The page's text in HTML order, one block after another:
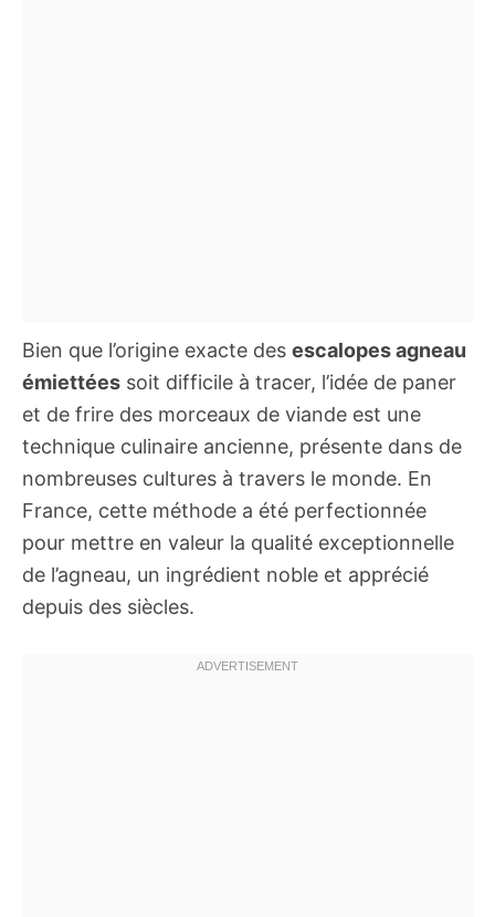
Bien que l’origine exacte des escalopes agneau
émiettées soit difficile à tracer, l’idée de paner
et de frire des morceaux de viande est une
technique culinaire ancienne, présente dans de
nombreuses cultures à travers le monde. En
France, cette méthode a été perfectionnée
pour mettre en valeur la qualité exceptionnelle
de l’agneau, un ingrédient noble et apprécié
depuis des siècles.